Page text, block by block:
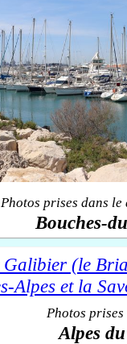
Photos prises dans le
Bouches-
Photos prises
Alpes